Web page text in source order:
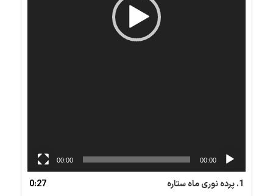
00:00
00:00
1. پرده نوری ماه ستاره 0:27